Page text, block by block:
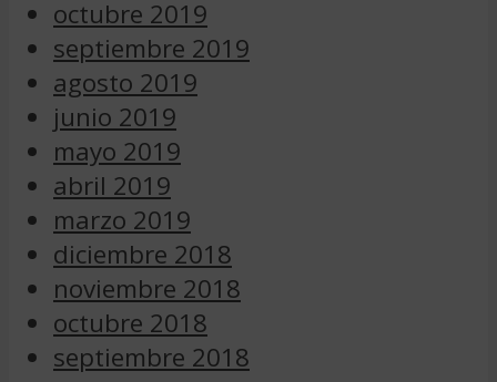
octubre 2019
septiembre 2019
agosto 2019
junio 2019
mayo 2019
abril 2019
marzo 2019
diciembre 2018
noviembre 2018
octubre 2018
septiembre 2018